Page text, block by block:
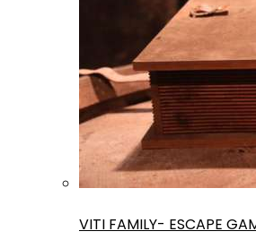
VITI FAMILY- ESCAPE